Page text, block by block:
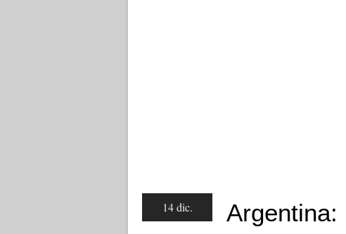
14 dic.
Argentina: